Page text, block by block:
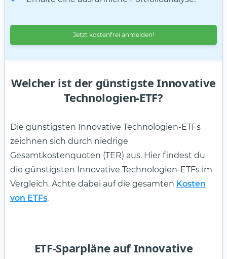
Jetzt kostenfrei anmelden!
Welcher ist der günstigste Innovative
Technologien-ETF?
Die günstigsten Innovative Technologien-ETFs
zeichnen sich durch niedrige
Gesamtkostenquoten (TER) aus. Hier findest du
die günstigsten Innovative Technologien-ETFs im
Vergleich. Achte dabei auf die gesamten Kosten
von ETFs.
ETF-Sparpläne auf Innovative